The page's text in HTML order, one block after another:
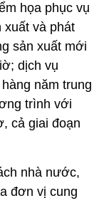
họa phục vụ
xuất và phát
sản xuất mới
dịch vụ
năm trung
trình với
cả giai đoạn
nhà nước,
đơn vị cung